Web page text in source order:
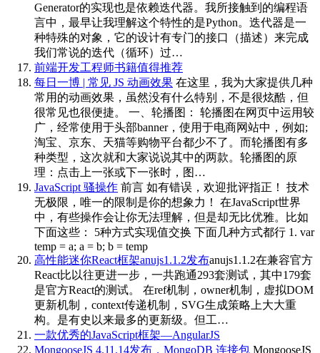
Generator的实现也是依赖迭代器。我所接触到的编程语
言中，最早让我理解这个特性的是Python。迭代器是一
种特殊的对象，它的设计有专门的接口（描述）来完成
我们常说的迭代（循环）过…
前端开发工程师书籍值得推荐
每日一博 | 常见 JS 动画效果 在这里，我为大家提供几种
常用的动画效果，虽然没有什么特别，不是很炫酷，但
很常见也很便捷。 一、轮播图： 轮播图在网页中运用较
广，经常使用于头部banner，使用于电商网站中，例如;
淘宝、京东、天猫等购物平台都少不了。而轮播图有多
种类型，这次就和大家说说其中的两款。轮播图的原
理：点击上一张或下一张时，图…
JavaScript 骚操作 前言 如有错误，欢迎批评指正！ 技术
无极限，唯一的限制是你的想象力！ 在JavaScript世界
中，有些操作会让你无法理解，但是却无比优雅。比如
下面这些： 5种方式实现值交换 下面几种方式都行 1. var
temp = a; a = b; b = temp
高性能迷你React框架anujs1.1.2发布anujs1.1.2在兼容官方
React比以往更进一步，一共跑通293套测试，其中179套
是官方React的测试。 在ref机制，owner机制，虚拟DOM
更新机制，context传递机制，SVG生成策略上大大重
构。是有史以来最多的更新级。但工…
一款优秀的JavaScript框架—AngularJS
MongooseJS 4.11.14发布，MongoDB 连接包 MongooseJS